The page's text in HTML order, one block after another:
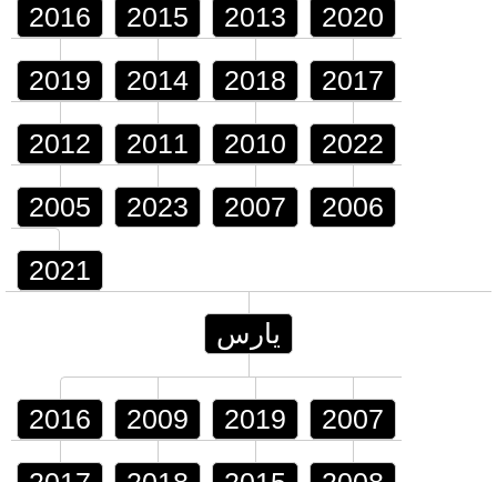
2016 2015 2013 2020
2019 2014 2018 2017
2012 2011 2010 2022
2005 2023 2007 2006
2021
يارس
2016 2009 2019 2007